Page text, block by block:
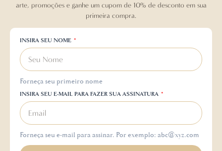
arte, promoções e ganhe um cupom de 10% de desconto em sua
primeira compra.
INSIRA SEU NOME
Forneça seu primeiro nome
INSIRA SEU E-MAIL PARA FAZER SUA ASSINATURA
Forneça seu e-mail para assinar. Por exemplo: abc@xyz.com